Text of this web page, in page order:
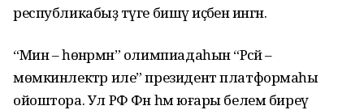
республикабыҙ тәүге бишәү иҫәбенә ингән.
“Мин – һөнәрмән” олимпиадаһын “Рәсәй –
мөмкинлектәр иле” президент платформаһы
ойоштора. Ул РФ Фән һәм юғары белем биреү